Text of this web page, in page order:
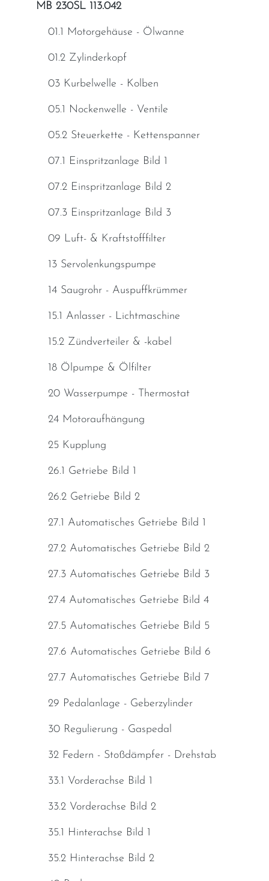
MB 230SL 113.042
01.1 Motorgehäuse - Ölwanne
01.2 Zylinderkopf
03 Kurbelwelle - Kolben
05.1 Nockenwelle - Ventile
05.2 Steuerkette - Kettenspanner
07.1 Einspritzanlage Bild 1
07.2 Einspritzanlage Bild 2
07.3 Einspritzanlage Bild 3
09 Luft- & Kraftstofffilter
13 Servolenkungspumpe
14 Saugrohr - Auspuffkrümmer
15.1 Anlasser - Lichtmaschine
15.2 Zündverteiler & -kabel
18 Ölpumpe & Ölfilter
20 Wasserpumpe - Thermostat
24 Motoraufhängung
25 Kupplung
26.1 Getriebe Bild 1
26.2 Getriebe Bild 2
27.1 Automatisches Getriebe Bild 1
27.2 Automatisches Getriebe Bild 2
27.3 Automatisches Getriebe Bild 3
27.4 Automatisches Getriebe Bild 4
27.5 Automatisches Getriebe Bild 5
27.6 Automatisches Getriebe Bild 6
27.7 Automatisches Getriebe Bild 7
29 Pedalanlage - Geberzylinder
30 Regulierung - Gaspedal
32 Federn - Stoßdämpfer - Drehstab
33.1 Vorderachse Bild 1
33.2 Vorderachse Bild 2
35.1 Hinterachse Bild 1
35.2 Hinterachse Bild 2